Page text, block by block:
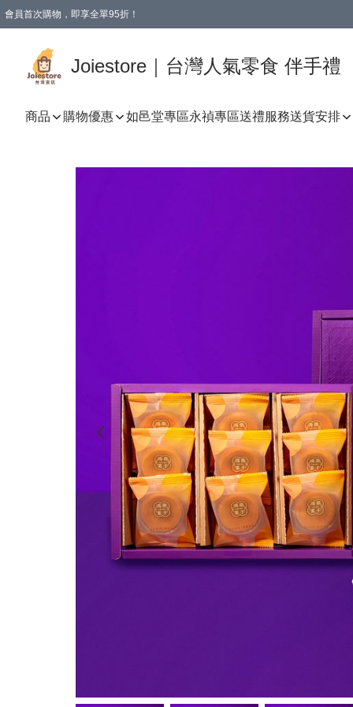
會員首次購物，即享全單95折！
Joiestore｜台灣人氣零食 伴手禮
商品 購物優惠 如邑堂專區永禎專區送禮服務送貨安排